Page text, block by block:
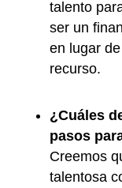
talento
ser un
en lugar
recurso.
¿Cuáles
pasos
Creemos
talentosa